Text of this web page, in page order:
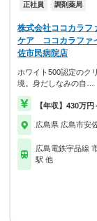
正社員 調剤薬局
株式会社ココカラフ
ケア ココカラファ
佐市民病院店
ホワイト500認定のク
境。身だしなみの自…
【年収】430万円
広島県 広島市安
広島電鉄宇品線
駅 他